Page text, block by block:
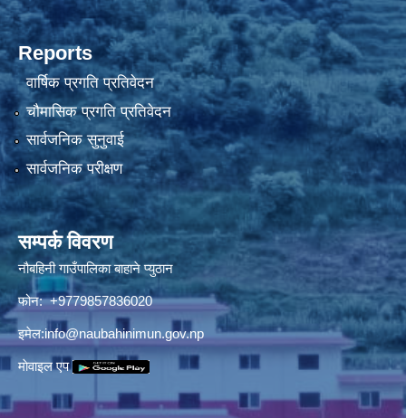
Reports
वार्षिक प्रगति प्रतिवेदन
चौमासिक प्रगति प्रतिवेदन
सार्वजनिक सुनुवाई
सार्वजनिक परीक्षण
सम्पर्क विवरण
नौबहिनी गाउँपालिका बाहाने प्युठान
फोन: +9779857836020
इमेल:info@naubahinimun.gov.np
माेवाइल एप